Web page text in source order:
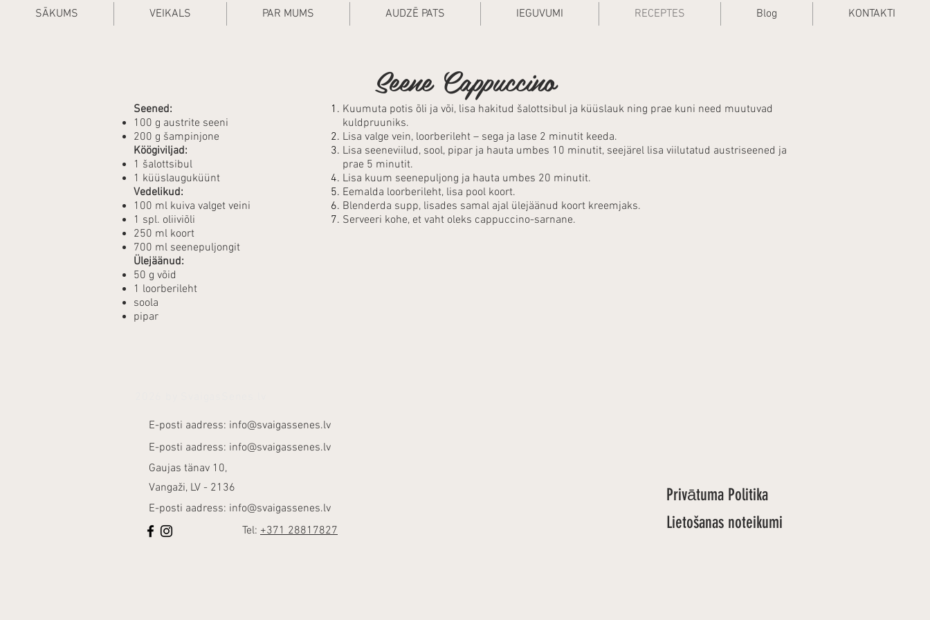
SĀKUMS VEIKALS PAR MUMS AUDZĒ PATS IEGUVUMI RECEPTES Blog KONTAKTI
Seene Cappuccino
Seened:
100 g austrite seeni
200 g šampinjone
Köögiviljad:
1 šalottsibul
1 küüslauguküünt
Vedelikud:
100 ml kuiva valget veini
1 spl. oliiviõli
250 ml koort
700 ml seenepuljongit
Ülejäänud:
50 g võid
1 loorberileht
soola
pipar
Kuumuta potis õli ja või, lisa hakitud šalottsibul ja küüslauk ning prae kuni need muutuvad
kuldpruuniks.
Lisa valge vein, loorberileht – sega ja lase 2 minutit keeda.
Lisa seeneviilud, sool, pipar ja hauta umbes 10 minutit, seejärel lisa viilutatud austriseened ja
prae 5 minutit.
Lisa kuum seenepuljong ja hauta umbes 20 minutit.
Eemalda loorberileht, lisa pool koort.
Blenderda supp, lisades samal ajal ülejäänud koort kreemjaks.
Serveeri kohe, et vaht oleks cappuccino-sarnane.
E-posti aadress: info@svaigassenes.lv
E-posti aadress: info@svaigassenes.lv
Gaujas tänav 10,
Vangaži, LV - 2136
E-posti aadress: info@svaigassenes.lv
Tel: +371 28817827
Privātuma Politika
Lietošanas noteikumi